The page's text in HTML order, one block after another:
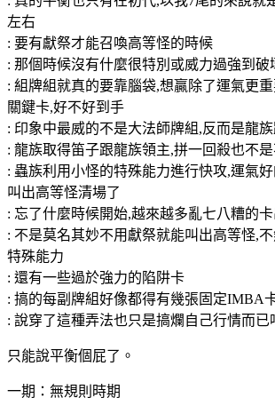
左右
: 要有獻祭才能召喚高等怪的時候
: 那個時候沒有什麼很特別或威力過強到破
: 組牌組就真的要靠腦袋,想贏除了運氣更
關鍵卡,好不好到手
: 印象中最威的不是大法師牌組,反而是龍
: 龍族取得笛子跟龍族領主,拼一回殺也不
: 蟲族利用小怪的特殊能力進行快攻,運氣
叫出高等怪清場了
: 忘了什麼時候開始,越來越多亂七八糟的
: 不是莫名其妙不用獻祭就能叫出高等怪,
特殊能力
: 還有一些過於強力的陷阱卡
: 搞的每副牌組好像都得有幾張固定IMBA
: 說穿了這種弄法也只是搞爛自己行情而已
只能說平衡個屁了。
一期：無規則時期